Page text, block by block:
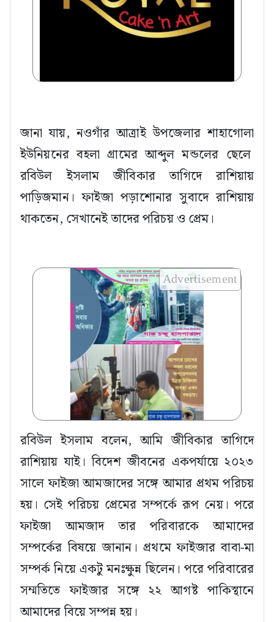
জানা যায়, নওগাঁর আত্রাই উপজেলার শাহাগোলা
ইউনিয়নের বহলা গ্রামের আব্দুল মন্ডলের ছেলে
রবিউল ইসলাম জীবিকার তাগিদে রাশিয়ায়
পাড়িজমান। ফাইজা পড়াশোনার সুবাদে রাশিয়ায়
থাকতেন, সেখানেই তাদের পরিচয় ও প্রেম।
Advertisement
রবিউল ইসলাম বলেন, আমি জীবিকার তাগিদে
রাশিয়ায় যাই। বিদেশ জীবনের একপর্যায়ে ২০২৩
সালে ফাইজা আমজাদের সঙ্গে আমার প্রথম পরিচয়
হয়। সেই পরিচয় প্রেমের সম্পর্কে রূপ নেয়। পরে
ফাইজা আমজাদ তার পরিবারকে আমাদের
সম্পর্কের বিষয়ে জানান। প্রথমে ফাইজার বাবা-মা
সম্পর্ক নিয়ে একটু মনঃক্ষুন্ন ছিলেন। পরে পরিবারের
সম্মতিতে ফাইজার সঙ্গে ২২ আগষ্ট পাকিস্থানে
আমাদের বিয়ে সম্পন্ন হয়।